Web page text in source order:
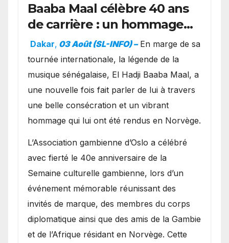
Baaba Maal célèbre 40 ans
de carrière : un hommage
exceptionnel à Oslo en
présence de la famille
royale.
Dakar, 03 Août (SL-INFO) – ​En marge de sa
tournée internationale, la légende de la
musique sénégalaise, El Hadji Baaba Maal, a
une nouvelle fois fait parler de lui à travers
une belle consécration et un vibrant
hommage qui lui ont été rendus en Norvège.
​L’Association gambienne d’Oslo a célébré
avec fierté le 40e anniversaire de la
Semaine culturelle gambienne, lors d’un
événement mémorable réunissant des
invités de marque, des membres du corps
diplomatique ainsi que des amis de la Gambie
et de l’Afrique résidant en Norvège. Cette